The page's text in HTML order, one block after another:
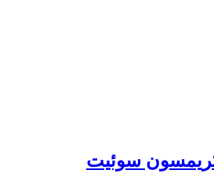
کریمسون سوئیت